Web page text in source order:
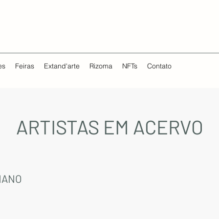
Feiras Extand'arte Rizoma NFTs Contato
ARTISTAS EM ACERVO